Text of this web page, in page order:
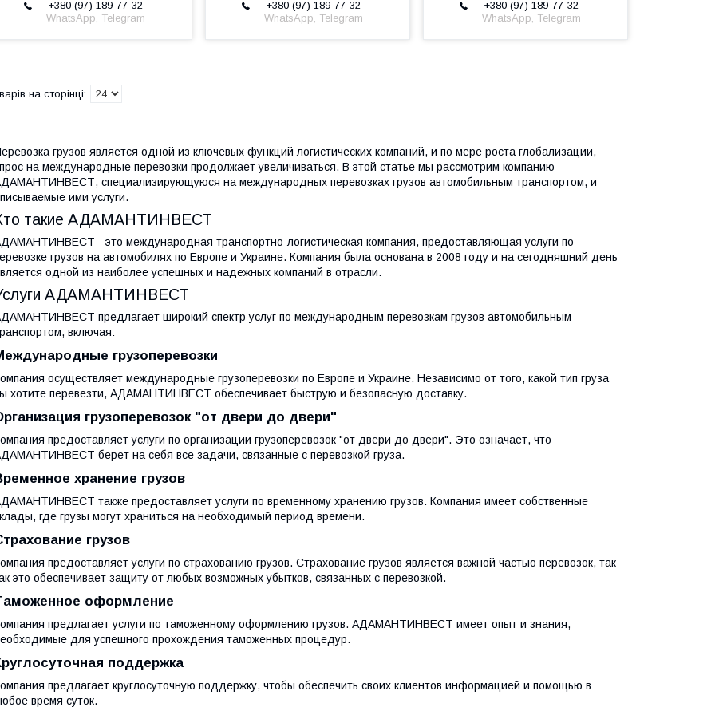
+380 (97) 189-77-32
WhatsApp, Telegram
+380 (97) 189-77-32
WhatsApp, Telegram
+380 (97) 189-77-32
WhatsApp, Telegram
грузов является одной из ключевых функций логистических компаний, и по мере роста глобализации,
на международные перевозки продолжает увеличиваться. В этой статье мы рассмотрим компанию
специализирующуюся на международных перевозках грузов автомобильным транспортом, и
ими услуги.
такие АДАМАНТИНВЕСТ
- это международная транспортно-логистическая компания, предоставляющая услуги по
грузов на автомобилях по Европе и Украине. Компания была основана в 2008 году и на сегодняшний день
одной из наиболее успешных и надежных компаний в отрасли.
АДАМАНТИНВЕСТ
предлагает широкий спектр услуг по международным перевозкам грузов автомобильным
включая:
грузоперевозки
осуществляет международные грузоперевозки по Европе и Украине. Независимо от того, какой тип груза
хотите перевезти, АДАМАНТИНВЕСТ обеспечивает быструю и безопасную доставку.
грузоперевозок "от двери до двери"
предоставляет услуги по организации грузоперевозок "от двери до двери". Это означает, что
берет на себя все задачи, связанные с перевозкой груза.
хранение грузов
также предоставляет услуги по временному хранению грузов. Компания имеет собственные
где грузы могут храниться на необходимый период времени.
грузов
предоставляет услуги по страхованию грузов. Страхование грузов является важной частью перевозок, так
это обеспечивает защиту от любых возможных убытков, связанных с перевозкой.
оформление
предлагает услуги по таможенному оформлению грузов. АДАМАНТИНВЕСТ имеет опыт и знания,
для успешного прохождения таможенных процедур.
поддержка
предлагает круглосуточную поддержку, чтобы обеспечить своих клиентов информацией и помощью в
время суток.